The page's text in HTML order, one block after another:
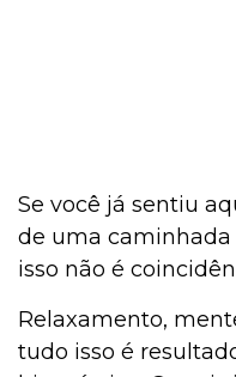
Se você já sentiu
de uma caminhada
isso não é
Relaxamento,
tudo isso é